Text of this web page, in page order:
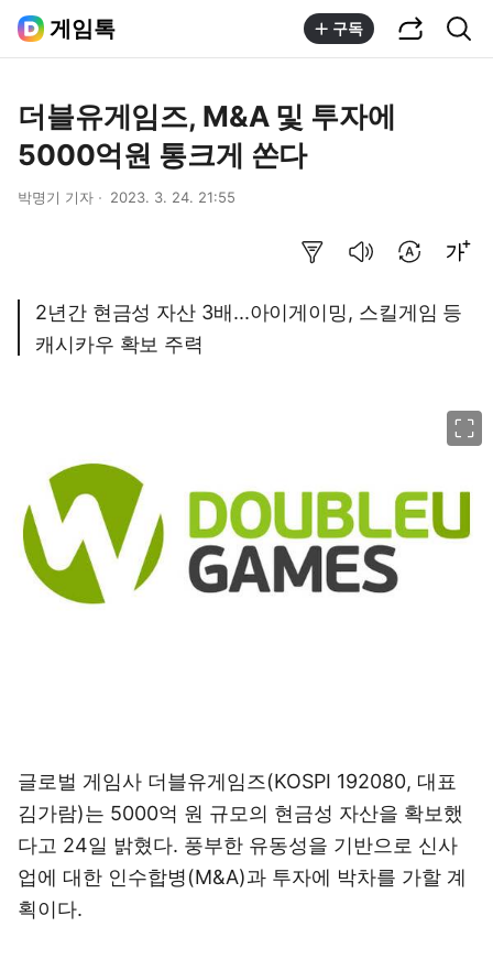
게임톡 구독
더블유게임즈, M&A 및 투자에
5000억원 통크게 쏜다
박명기 기자 2023. 3. 24. 21:55
2년간 현금성 자산 3배...아이게이밍, 스킬게임 등
캐시카우 확보 주력
글로벌 게임사 더블유게임즈(KOSPI 192080, 대표
김가람)는 5000억 원 규모의 현금성 자산을 확보했
다고 24일 밝혔다. 풍부한 유동성을 기반으로 신사
업에 대한 인수합병(M&A)과 투자에 박차를 가할 계
획이다.